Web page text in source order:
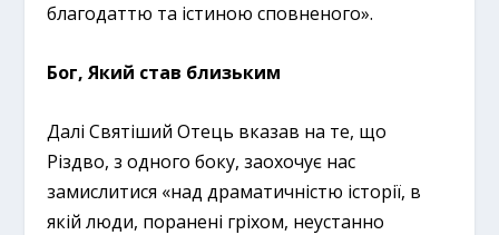
благодаттю та істиною сповненого».
Бог, Який став близьким
Далі Святіший Отець вказав на те, що
Різдво, з одного боку, заохочує нас
замислитися «над драматичністю історії, в
якій люди, поранені гріхом, неустанно